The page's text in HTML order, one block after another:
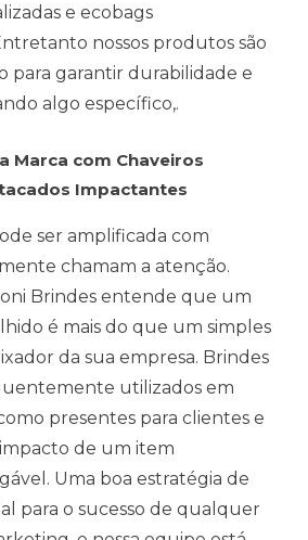
e ecobags
nossos produtos são
para garantir durabilidade e
algo específico,.
Marca com Chaveiros
Impactantes
ser amplificada com
chamam a atenção.
Brindes entende que um
é mais do que um simples
da sua empresa. Brindes
utilizados em
presentes para clientes e
de um item
Uma boa estratégia de
para o sucesso de qualquer